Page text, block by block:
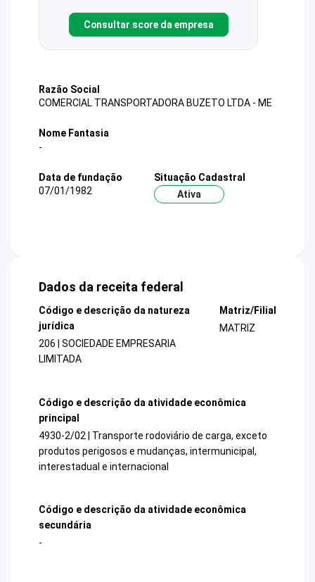
Consultar score da empresa
Razão Social
COMERCIAL TRANSPORTADORA BUZETO LTDA - ME
Nome Fantasia
-
Data de fundação
07/01/1982
Situação Cadastral
Ativa
Dados da receita federal
Código e descrição da natureza
jurídica
206 | SOCIEDADE EMPRESARIA
LIMITADA
Matriz/Filial
MATRIZ
Código e descrição da atividade econômica
principal
4930-2/02 | Transporte rodoviário de carga, exceto
produtos perigosos e mudanças, intermunicipal,
interestadual e internacional
Código e descrição da atividade econômica
secundária
-